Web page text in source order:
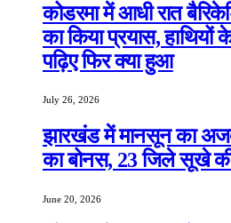
कोडरमा में आधी रात
का किया प्रयास,
पढ़िए फिर क्या हुआ
July 26, 2026
झारखंड में मानसून का
का बोनस, 23 जिले सूखे
June 20, 2026